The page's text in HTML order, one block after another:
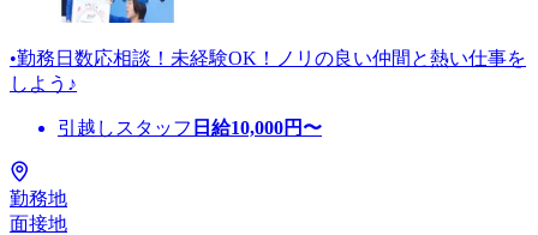
•勤務日数応相談！未経験OK！ノリの良い仲間と熱い仕事を
しよう♪
引越しスタッフ 日給10,000円〜
勤務地
面接地